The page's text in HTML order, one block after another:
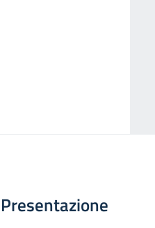
Presentazione